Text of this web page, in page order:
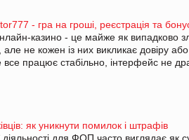
- гра на гроші, реєстрація та
казино - це майже як випадково
але не кожен із них викликає довіру
все працює стабільно, інтерфейс не
як уникнути помилок і штрафів